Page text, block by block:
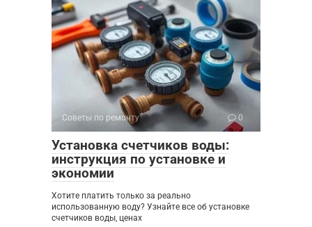
Советы по ремонту 0
Установка счетчиков воды:
инструкция по установке и
экономии
Хотите платить только за реально
использованную воду? Узнайте все об установке
счетчиков воды, ценах